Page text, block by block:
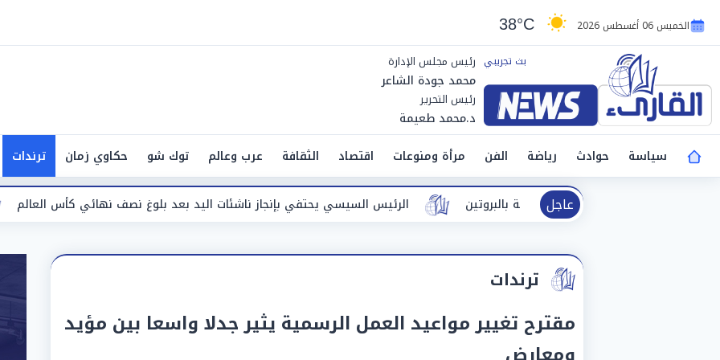
الخميس 06 أغسطس 2026 38°C
رئيس مجلس الإدارة
محمد جودة الشاعر
رئيس التحرير
د.محمد طعيمة
سياسة
حوادث رياضة الفن مرأة ومنوعات اقتصاد الثقافة عرب وعالم توك شو حكاوي زمان ترندات
عاجل
الأرصاد الرئيس السيسي يحتفي بإنجاز ناشئات اليد بعد بلوغ نصف نهائي كأس العالم القريش» الغنية بالبروتين
ترندات
مقترح تغيير مواعيد العمل الرسمية يثير جدلا واسعا بين مؤيد